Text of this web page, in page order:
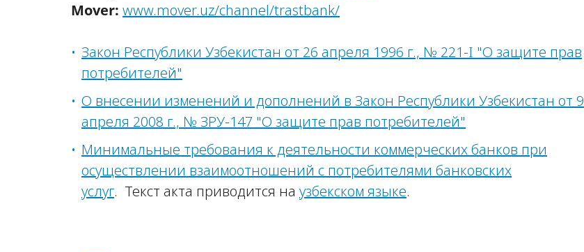
Mover: www.mover.uz/channel/trastbank/
Закон Республики Узбекистан от 26 апреля 1996 г., № 221-I "О защите прав
потребителей"
О внесении изменений и дополнений в Закон Республики Узбекистан от 9
апреля 2008 г., № ЗРУ-147 "О защите прав потребителей"
Минимальные требования к деятельности коммерческих банков при
осуществлении взаимоотношений с потребителями банковских
услуг. Текст акта приводится на узбекском языке.